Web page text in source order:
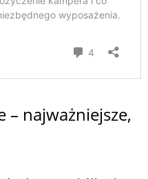
– najważniejsze,